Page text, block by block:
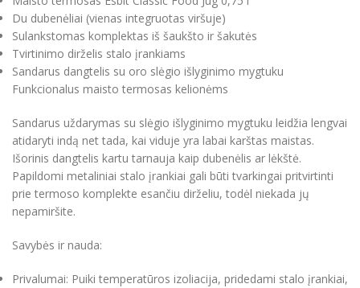
Du dubenėliai (vienas integruotas viršuje)
Sulankstomas komplektas iš šaukšto ir šakutės
Tvirtinimo dirželis stalo įrankiams
Sandarus dangtelis su oro slėgio išlyginimo mygtuku
Funkcionalus maisto termosas kelionėms
Sandarus uždarymas su slėgio išlyginimo mygtuku leidžia lengvai
atidaryti indą net tada, kai viduje yra labai karštas maistas.
Išorinis dangtelis kartu tarnauja kaip dubenėlis ar lėkštė.
Papildomi metaliniai stalo įrankiai gali būti tvarkingai pritvirtinti
prie termoso komplekte esančiu dirželiu, todėl niekada jų
nepamiršite.
Savybės ir nauda:
Privalumai: Puiki temperatūros izoliacija, pridedami stalo įrankiai,